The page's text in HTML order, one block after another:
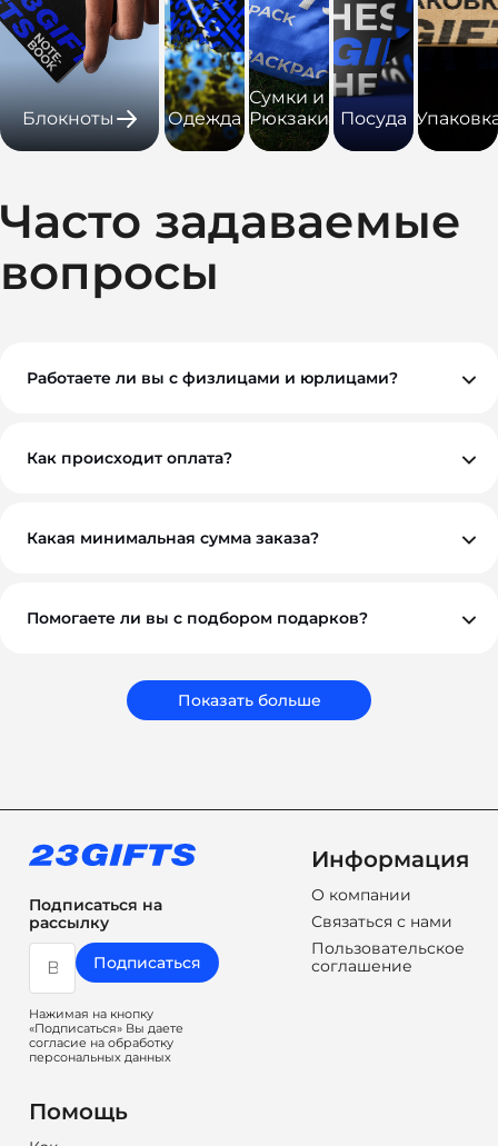
Блокноты Одежда
Сумки и
Рюкзаки Посуда
Часто задаваемые
вопросы
Работаете ли вы с физлицами и юрлицами?
Как происходит оплата?
обсудим индивидуально. Для оптовых и
корпоративных клиентов возможны гибкие условия.
Какая минимальная сумма заказа?
Помогаете ли вы с подбором подарков?
сувениры, а решения, которые работают на ваш
Показать больше
Подписаться на
рассылку
Подписаться
Нажимая на кнопку
«Подписаться» Вы даете
согласие на обработку
персональных данных
Информация
О компании
Связаться с нами
Пользовательское
соглашение
Помощь